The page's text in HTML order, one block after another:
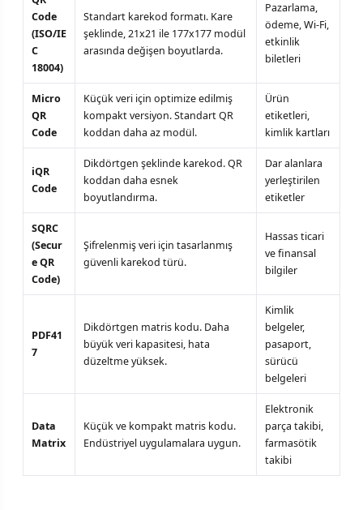
Code
(ISO/IE
C
18004)
Standart karekod formatı. Kare
şeklinde, 21x21 ile 177x177 modül
arasında değişen boyutlarda.
Pazarlama,
ödeme, Wi-Fi,
etkinlik
biletleri
Micro
QR
Code
Küçük veri için optimize edilmiş
kompakt versiyon. Standart QR
koddan daha az modül.
Ürün
etiketleri,
kimlik kartları
iQR
Code
Dikdörtgen şeklinde karekod. QR
koddan daha esnek
boyutlandırma.
Dar alanlara
yerleştirilen
etiketler
SQRC
(Secur
e QR
Code)
Şifrelenmiş veri için tasarlanmış
güvenli karekod türü.
Hassas ticari
ve finansal
bilgiler
PDF41
7
Dikdörtgen matris kodu. Daha
büyük veri kapasitesi, hata
düzeltme yüksek.
Kimlik
belgeler,
pasaport,
sürücü
belgeleri
Data
Matrix
Küçük ve kompakt matris kodu.
Endüstriyel uygulamalara uygun.
Elektronik
parça takibi,
farmasötik
takibi